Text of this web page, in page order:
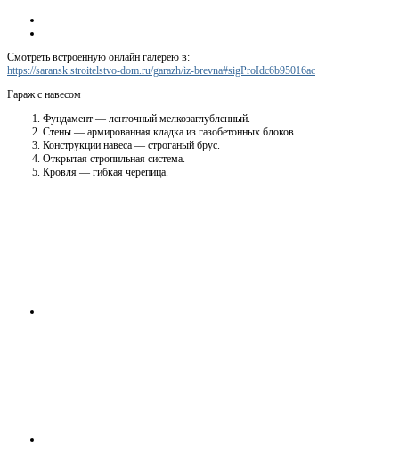
Смотреть встроенную онлайн галерею в:
https://saransk.stroitelstvo-dom.ru/garazh/iz-brevna#sigProIdc6b95016ac
Гараж с навесом
Фундамент — ленточный мелкозаглубленный.
Стены — армированная кладка из газобетонных блоков.
Конструкции навеса — строганый брус.
Открытая стропильная система.
Кровля — гибкая черепица.